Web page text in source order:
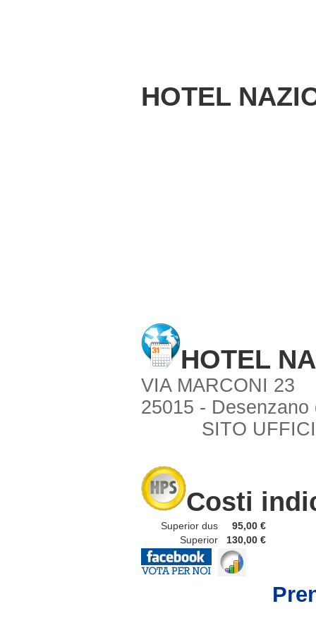
HOTEL
HOTEL
VIA MARCONI 23
25015 -
SITO
Costi
Superior dus
95,00 €
Superior
130,00 €